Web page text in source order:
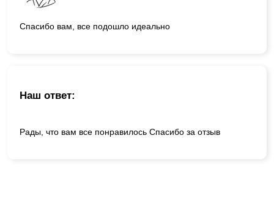
Спасибо вам, все подошло идеально
Наш ответ:
Рады, что вам все понравилось Спасибо за отзыв